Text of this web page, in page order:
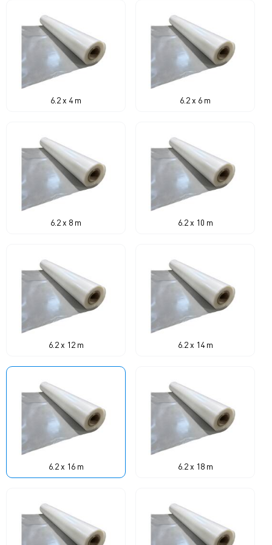
6.2 x 4 m 6.2 x 6 m
6.2 x 8 m 6.2 x 10 m
6.2 x 12 m 6.2 x 14 m
6.2 x 16 m 6.2 x 18 m